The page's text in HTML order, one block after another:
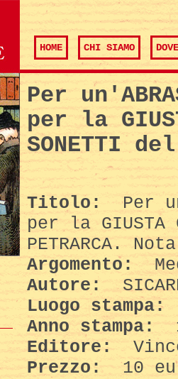
HOME CHI SIAMO
Per
per la
SONETTI
Titolo:
Per
per la GIUSTA
PETRARCA.
Argomento:
Autore:
Luogo stampa:
Anno stampa:
Editore:
Prezzo:
10